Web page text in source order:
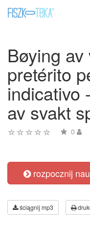
Bøying
pretérito
indicativo
av svakt
0
rozpocznij
ściągnij mp3